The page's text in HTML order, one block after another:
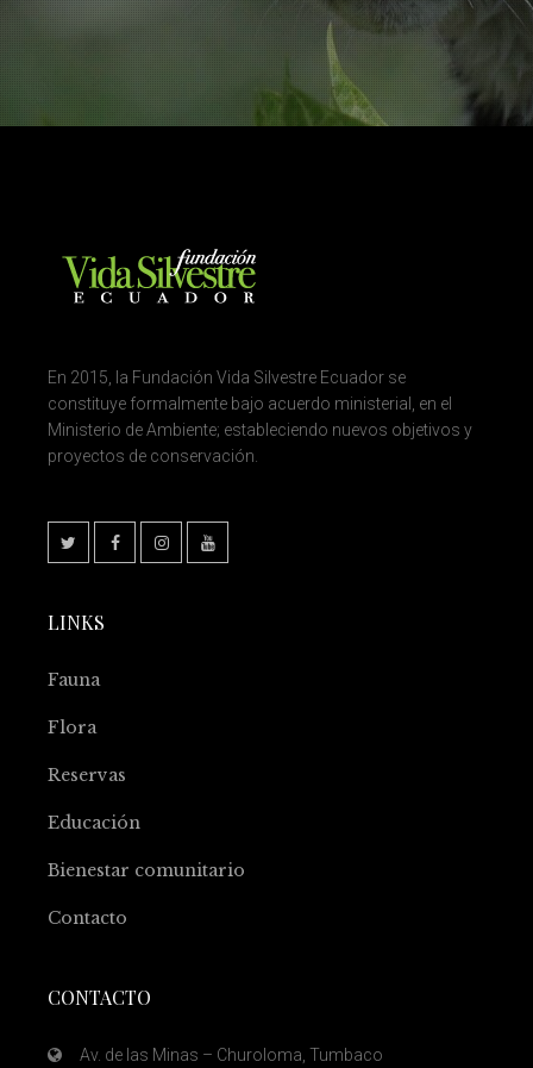
En 2015, la Fundación Vida Silvestre Ecuador se
constituye formalmente bajo acuerdo ministerial, en el
Ministerio de Ambiente; estableciendo nuevos objetivos y
proyectos de conservación.
LINKS
Fauna
Flora
Reservas
Educación
Bienestar comunitario
Contacto
CONTACTO
Av. de las Minas – Churoloma, Tumbaco